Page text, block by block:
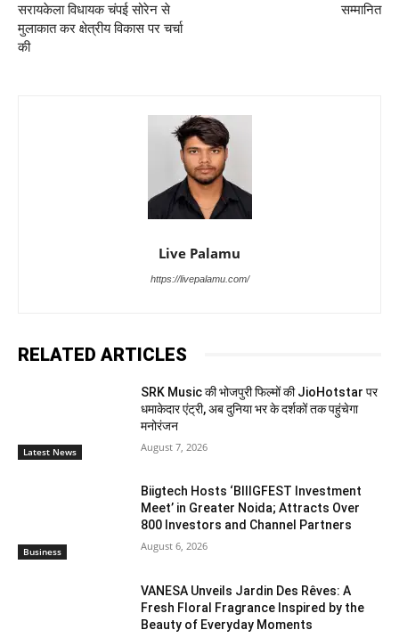
सरायकेला विधायक चंपई सोरेन से
मुलाकात कर क्षेत्रीय विकास पर चर्चा
की
सम्मानित
Live Palamu
https://livepalamu.com/
RELATED ARTICLES
Latest News
SRK Music की भोजपुरी फिल्मों की JioHotstar पर
धमाकेदार एंट्री, अब दुनिया भर के दर्शकों तक पहुंचेगा
मनोरंजन
August 7, 2026
Business
Biigtech Hosts ‘BIIIGFEST Investment
Meet’ in Greater Noida; Attracts Over
800 Investors and Channel Partners
August 6, 2026
VANESA Unveils Jardin Des Rêves: A
Fresh Floral Fragrance Inspired by the
Beauty of Everyday Moments